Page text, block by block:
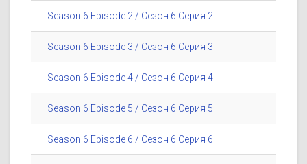
Season 6 Episode 2 / Сезон 6 Серия 2
Season 6 Episode 3 / Сезон 6 Серия 3
Season 6 Episode 4 / Сезон 6 Серия 4
Season 6 Episode 5 / Сезон 6 Серия 5
Season 6 Episode 6 / Сезон 6 Серия 6